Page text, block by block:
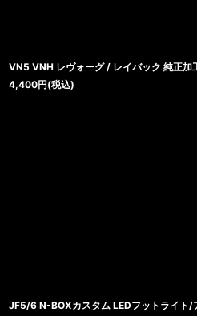
VN5 VNH レヴォーグ / レイバック 純正加
4,400円(税込)
JF5/6 N-BOXカスタム LEDフットライト